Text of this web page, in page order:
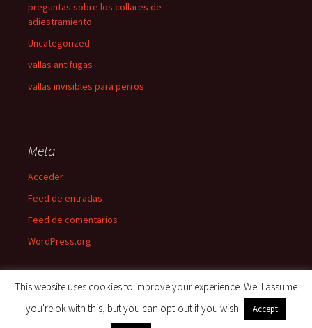
preguntas sobre los collares de
adiestramiento
Uncategorized
vallas antifugas
vallas invisibles para perros
Meta
Acceder
Feed de entradas
Feed de comentarios
WordPress.org
Funciona gracias a WordPress
This website uses cookies to improve your experience. We'll assume
you're ok with this, but you can opt-out if you wish.
Accept